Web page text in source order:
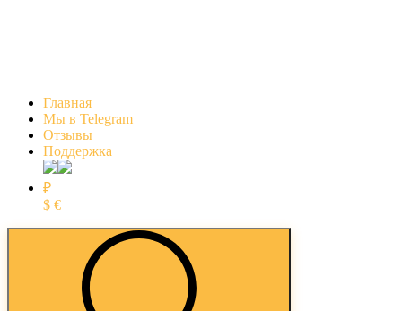
Главная
Мы в Telegram
Отзывы
Поддержка
₽
$ €